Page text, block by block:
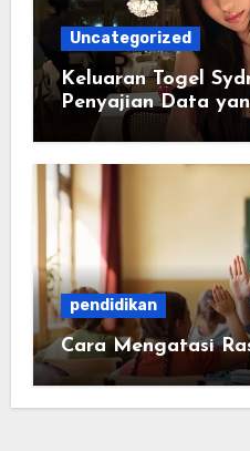
Uncategorized
Keluaran Togel
Penyajian Data
pendidikan
Cara Mengatasi